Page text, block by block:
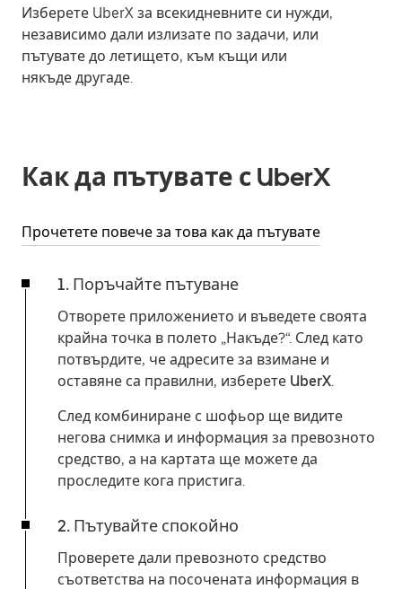
Изберете UberX за всекидневните си нужди,
независимо дали излизате по задачи, или
пътувате до летището, към къщи или
някъде другаде.
Как да пътувате с UberX
Прочетете повече за това как да пътувате
1. Поръчайте пътуване
Отворете приложението и въведете своята
крайна точка в полето „Накъде?“. След като
потвърдите, че адресите за взимане и
оставяне са правилни, изберете UberX.
След комбиниране с шофьор ще видите
негова снимка и информация за превозното
средство, а на картата ще можете да
проследите кога пристига.
2. Пътувайте спокойно
Проверете дали превозното средство
съответства на посочената информация в